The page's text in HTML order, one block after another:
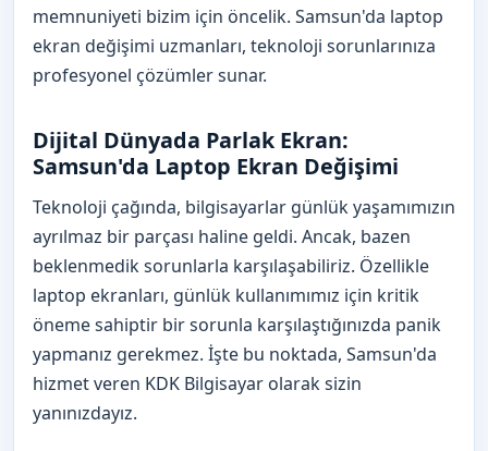
memnuniyeti bizim için öncelik. Samsun'da laptop
ekran değişimi uzmanları, teknoloji sorunlarınıza
profesyonel çözümler sunar.
Dijital Dünyada Parlak Ekran:
Samsun'da Laptop Ekran Değişimi
Teknoloji çağında, bilgisayarlar günlük yaşamımızın
ayrılmaz bir parçası haline geldi. Ancak, bazen
beklenmedik sorunlarla karşılaşabiliriz. Özellikle
laptop ekranları, günlük kullanımımız için kritik
öneme sahiptir bir sorunla karşılaştığınızda panik
yapmanız gerekmez. İşte bu noktada, Samsun'da
hizmet veren KDK Bilgisayar olarak sizin
yanınızdayız.